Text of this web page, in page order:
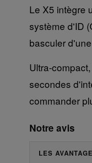
Le X5 intègre
système d'ID
basculer
Ultra-
secondes
commander
Notre avis
LES